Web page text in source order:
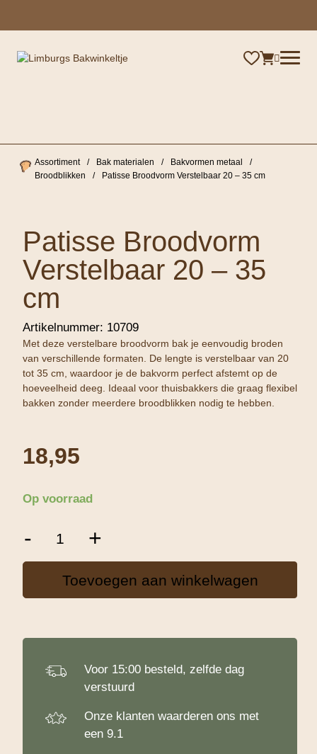
Assortiment / Bak materialen / Bakvormen metaal
/
Broodblikken
/ Patisse Broodvorm Verstelbaar 20 – 35 cm
Patisse Broodvorm
Verstelbaar 20 – 35
cm
Artikelnummer: 10709
Met deze verstelbare broodvorm bak je eenvoudig broden
van verschillende formaten. De lengte is verstelbaar van 20
tot 35 cm, waardoor je de bakvorm perfect afstemt op de
hoeveelheid deeg. Ideaal voor thuisbakkers die graag flexibel
bakken zonder meerdere broodblikken nodig te hebben.
18,95
Op voorraad
-Broodvorm
20
35
+
Toevoegen aan winkelwagen
Voor 15:00 besteld, zelfde dag
verstuurd
Onze klanten waarderen ons met
een 9.1